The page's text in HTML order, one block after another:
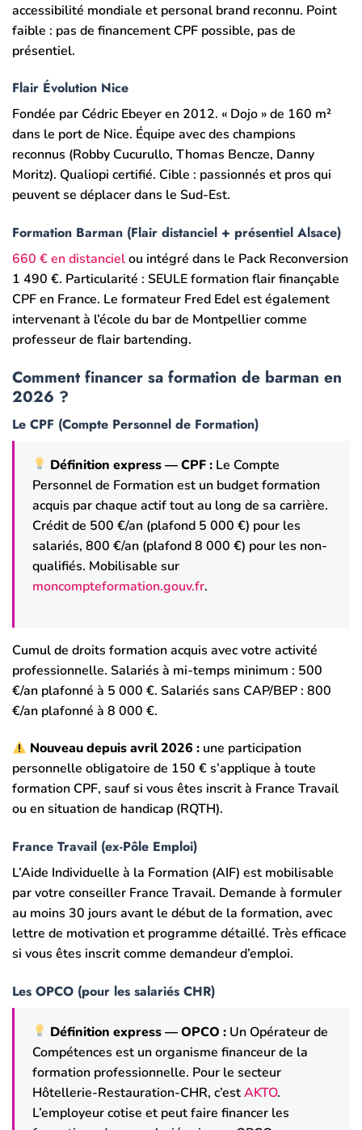
accessibilité mondiale et personal brand reconnu. Point
faible : pas de financement CPF possible, pas de
présentiel.
Flair Évolution Nice
Fondée par Cédric Ebeyer en 2012. « Dojo » de 160 m²
dans le port de Nice. Équipe avec des champions
reconnus (Robby Cucurullo, Thomas Bencze, Danny
Moritz). Qualiopi certifié. Cible : passionnés et pros qui
peuvent se déplacer dans le Sud-Est.
Formation Barman (Flair distanciel + présentiel Alsace)
660 € en distancielou intégré dans le Pack Reconversion
1 490 €. Particularité : SEULE formation flair finançable
CPF en France. Le formateur Fred Edel est également
intervenant à l’école du bar de Montpellier comme
professeur de flair bartending.
Comment financer sa formation de barman en
2026 ?
Le CPF (Compte Personnel de Formation)
Définition express — CPF : Le Compte
Personnel de Formation est un budget formation
acquis par chaque actif tout au long de sa carrière.
Crédit de 500 €/an (plafond 5 000 €) pour les
salariés, 800 €/an (plafond 8 000 €) pour les non-
qualifiés. Mobilisable sur
moncompteformation.gouv.fr.
Cumul de droits formation acquis avec votre activité
professionnelle. Salariés à mi-temps minimum : 500
€/an plafonné à 5 000 €. Salariés sans CAP/BEP : 800
€/an plafonné à 8 000 €.
Nouveau depuis avril 2026 : une participation
personnelle obligatoire de 150 € s’applique à toute
formation CPF, sauf si vous êtes inscrit à France Travail
ou en situation de handicap (RQTH).
France Travail (ex-Pôle Emploi)
L’Aide Individuelle à la Formation (AIF) est mobilisable
par votre conseiller France Travail. Demande à formuler
au moins 30 jours avant le début de la formation, avec
lettre de motivation et programme détaillé. Très efficace
si vous êtes inscrit comme demandeur d’emploi.
Les OPCO (pour les salariés CHR)
Définition express — OPCO : Un Opérateur de
Compétences est un organisme financeur de la
formation professionnelle. Pour le secteur
Hôtellerie-Restauration-CHR, c’estAKTO.
L’employeur cotise et peut faire financer les